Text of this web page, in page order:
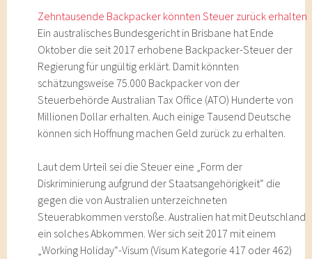
Zehntausende Backpacker könnten Steuer zurück erhalten
Ein australisches Bundesgericht in Brisbane hat Ende
Oktober die seit 2017 erhobene Backpacker-Steuer der
Regierung für ungültig erklärt. Damit könnten
schätzungsweise 75.000 Backpacker von der
Steuerbehörde Australian Tax Office (ATO) Hunderte von
Millionen Dollar erhalten. Auch einige Tausend Deutsche
können sich Hoffnung machen Geld zurück zu erhalten.
Laut dem Urteil sei die Steuer eine „Form der
Diskriminierung aufgrund der Staatsangehörigkeit“ die
gegen die von Australien unterzeichneten
Steuerabkommen verstoße. Australien hat mit Deutschland
ein solches Abkommen. Wer sich seit 2017 mit einem
„Working Holiday“-Visum (Visum Kategorie 417 oder 462)